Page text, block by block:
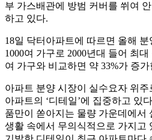
부 가스배관에 방범 커버를 쒸여
하고 있다.
18일 닥터아파트에 따르면 올해
1000여 가구로 2000년대 들어 최
여 가구와 비교하면 약 33%가 증
아파트 분양 시장이 실수요자 위주
아파트의 ‘디테일’에 집중하고 있
품만이 쏟아지는 물량 가운데에서
생활 속에서 무의식적으로 가지고